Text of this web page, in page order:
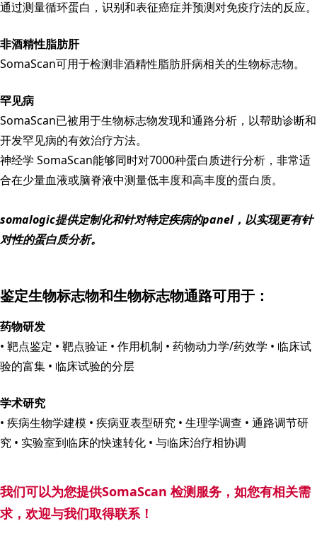
通过测量循环蛋白，识别和表征癌症并预测对免疫疗法的反应。
非酒精性脂肪肝
SomaScan可用于检测非酒精性脂肪肝病相关的生物标志物。
罕见病
SomaScan已被用于生物标志物发现和通路分析，以帮助诊断和
开发罕见病的有效治疗方法。
神经学 SomaScan能够同时对7000种蛋白质进行分析，非常适
合在少量血液或脑脊液中测量低丰度和高丰度的蛋白质。
somalogic提供定制化和针对特定疾病的panel，以实现更有针
对性的蛋白质分析。
鉴定生物标志物和生物标志物通路可用于：
药物研发
• 靶点鉴定 • 靶点验证 • 作用机制 • 药物动力学/药效学 • 临床试
验的富集 • 临床试验的分层
学术研究
• 疾病生物学建模 • 疾病亚表型研究 • 生理学调查 • 通路调节研
究 • 实验室到临床的快速转化 • 与临床治疗相协调
我们可以为您提供SomaScan 检测服务，如您有相关需
求，欢迎与我们取得联系！